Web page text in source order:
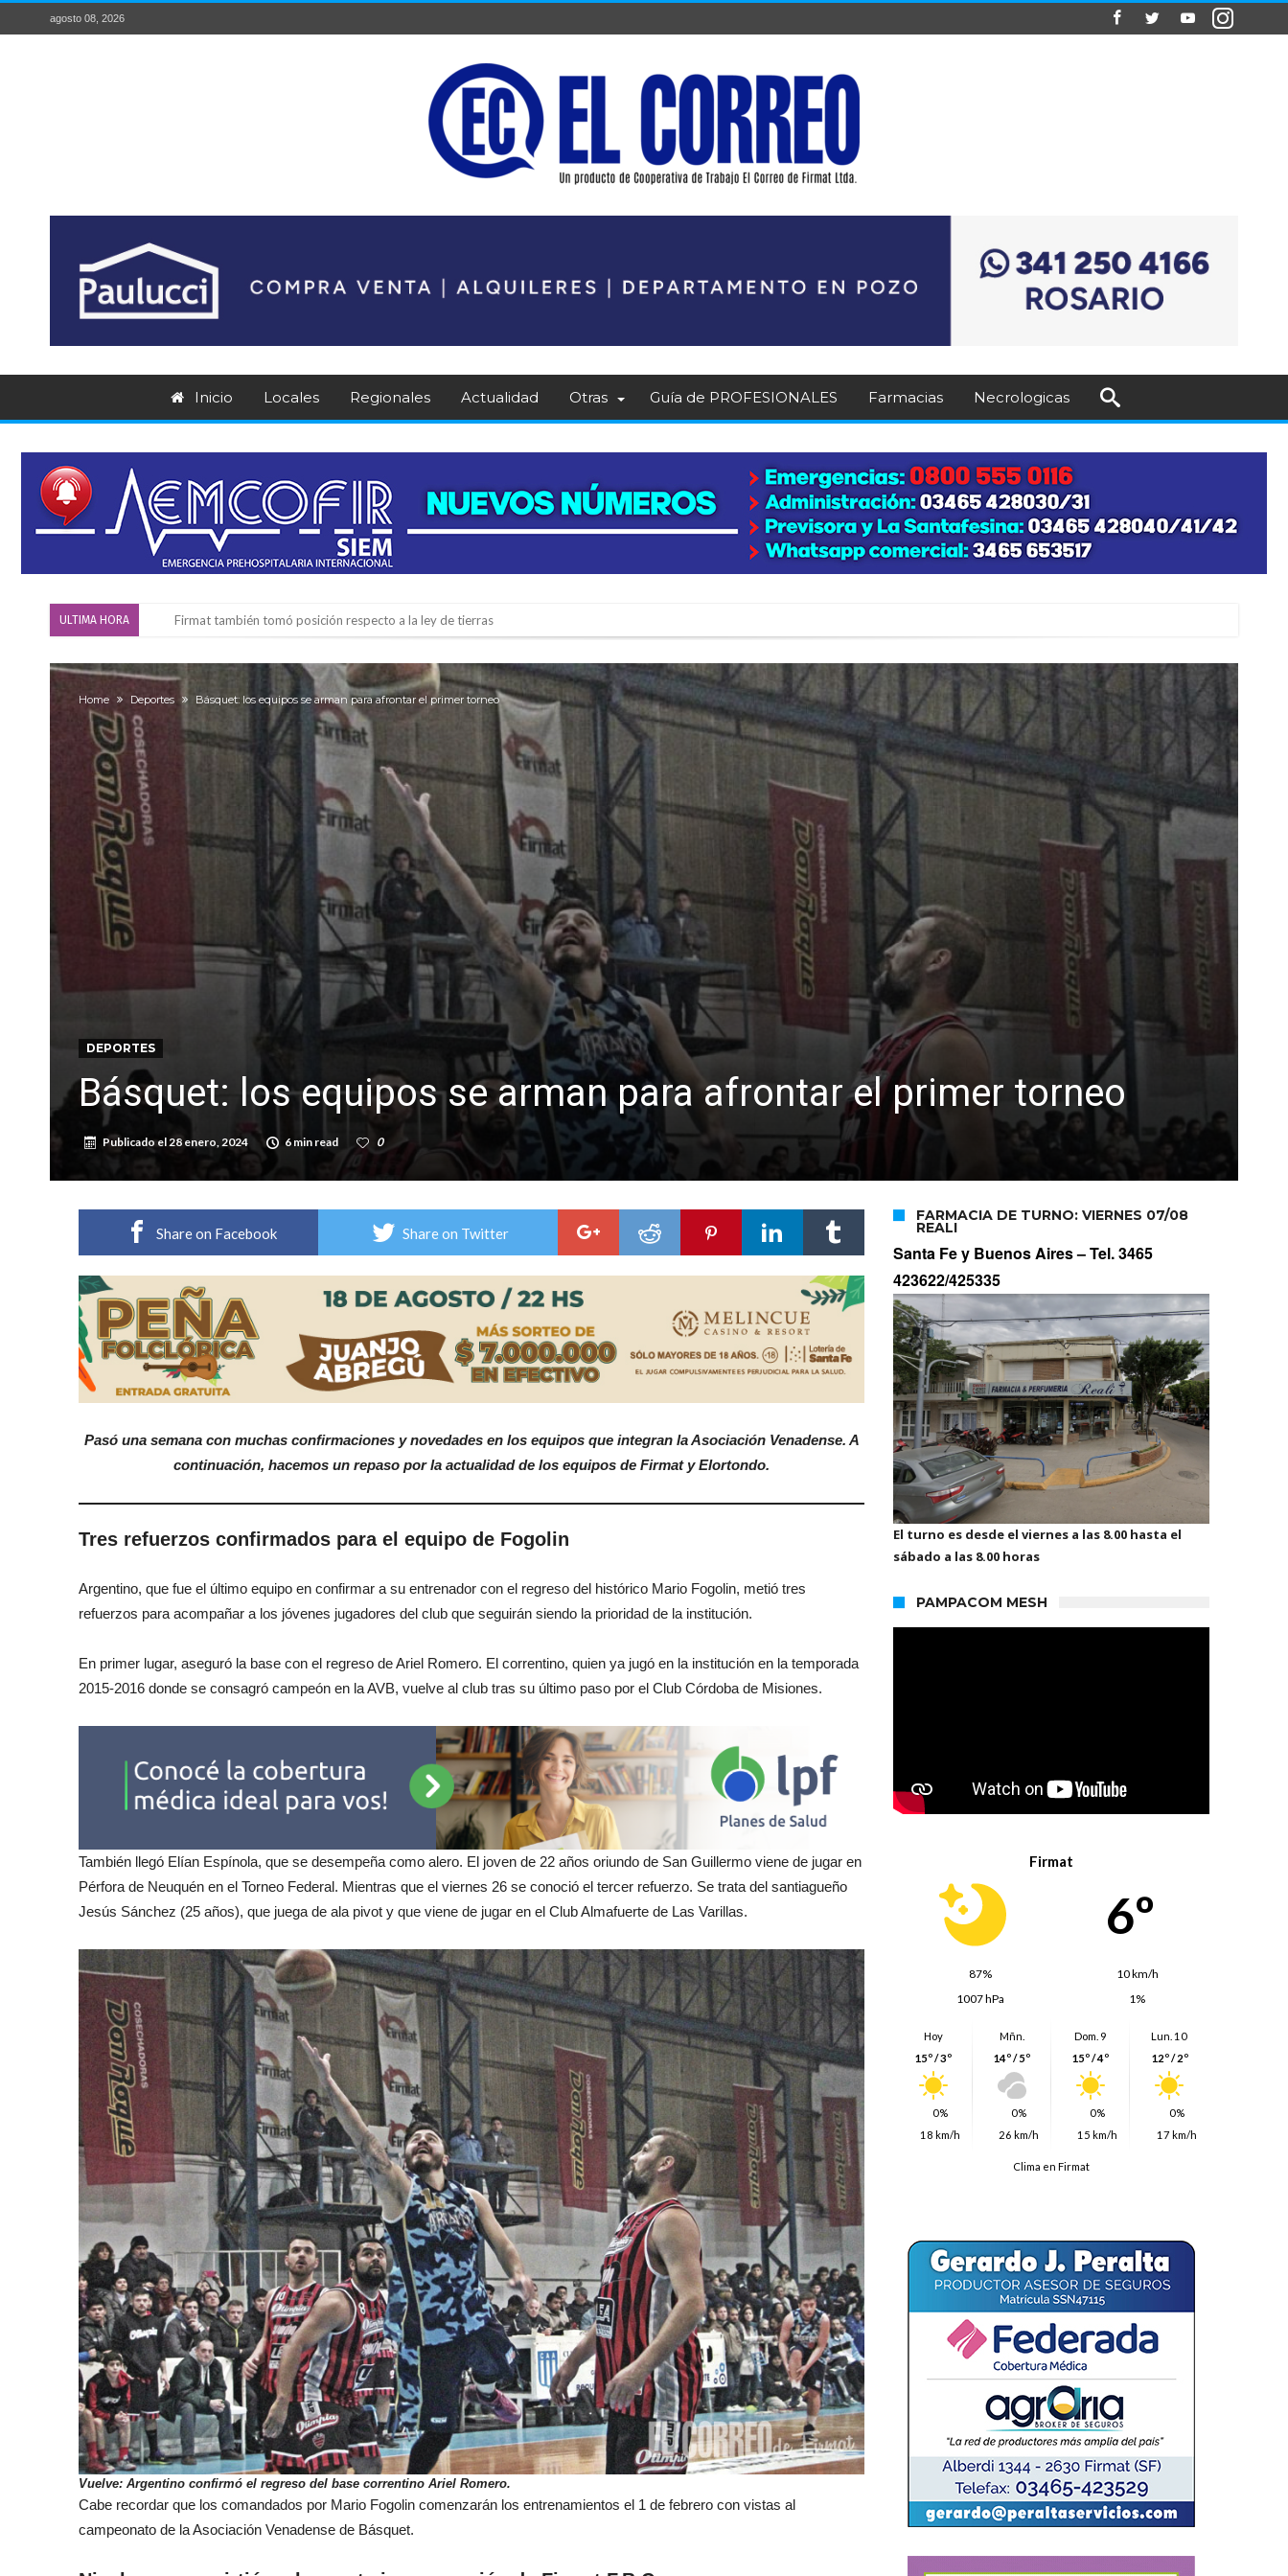
agosto 08, 2026
Inicio Locales Regionales Actualidad Otras Guía de PROFESIONALES Farmacias Necrologicas
ULTIMA HORA Firmat también tomó posición respecto a la ley de tierras
Firmat será sede del segundo Torneo Regional de Básquet 3×3 Inclusivo
Vassalli: en potencial y con fechas diferidas, la empresa reformula sus anuncios a los trabajadores
Firmat: avanza la investigación de dos empleadas del Juzgado de Faltas por presuntas irregularidades
Villada: el viento provocó el desprendimiento del techo del galpón del ferrocarril
Violento robo en la zona rural de Firmat: maniataron a una pareja de adultos mayores
Colecta solidaria de juguetes en Firmat para el EPI y el Hospital Vilela
Firmat: “Codo a codo” lanza una campaña de recolección de golosinas para agasajar a los niños en su día
Vuelve el básquet: este viernes arranca el Clausura con agenda confirmada y planteles renovados
Home Deportes Básquet: los equipos se arman para afrontar el primer torneo
DEPORTES
Básquet: los equipos se arman para afrontar el primer torneo
Publicado el28 enero, 2024 6 min read 0
Share on Facebook Share on Twitter
Pasó una semana con muchas confirmaciones y novedades en los equipos que integran la Asociación Venadense. A
continuación, hacemos un repaso por la actualidad de los equipos de Firmat y Elortondo.
Tres refuerzos confirmados para el equipo de Fogolin
Argentino, que fue el último equipo en confirmar a su entrenador con el regreso del histórico Mario Fogolin, metió tres
refuerzos para acompañar a los jóvenes jugadores del club que seguirán siendo la prioridad de la institución.
En primer lugar, aseguró la base con el regreso de Ariel Romero. El correntino, quien ya jugó en la institución en la temporada
2015-2016 donde se consagró campeón en la AVB, vuelve al club tras su último paso por el Club Córdoba de Misiones.
También llegó Elían Espínola, que se desempeña como alero. El joven de 22 años oriundo de San Guillermo viene de jugar en
Pérfora de Neuquén en el Torneo Federal. Mientras que el viernes 26 se conoció el tercer refuerzo. Se trata del santiagueño
Jesús Sánchez (25 años), que juega de ala pivot y que viene de jugar en el Club Almafuerte de Las Varillas.
Vuelve: Argentino confirmó el regreso del base correntino Ariel Romero.
Cabe recordar que los comandados por Mario Fogolin comenzarán los entrenamientos el 1 de febrero con vistas al
campeonato de la Asociación Venadense de Básquet.
FARMACIA DE TURNO: VIERNES 07/08
REALI
Santa Fe y Buenos Aires –Tel. 3465
423622/425335
El turno es desde el viernes a las 8.00 hasta el
sábado a las 8.00 horas
PAMPACOM MESH
Firmat
6º
87%
10 km/h
1007 hPa
1%
Hoy
15º / 3º
0%
18 km/h
Mñn.
14º / 5º
0%
26 km/h
Dom. 9
15º / 4º
0%
15 km/h
Lun. 10
12º / 2º
0%
17 km/h
Clima en Firmat